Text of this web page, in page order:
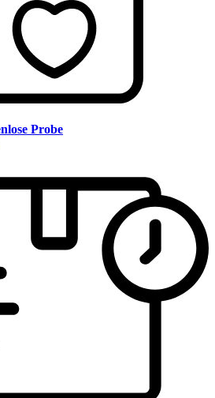
Probe